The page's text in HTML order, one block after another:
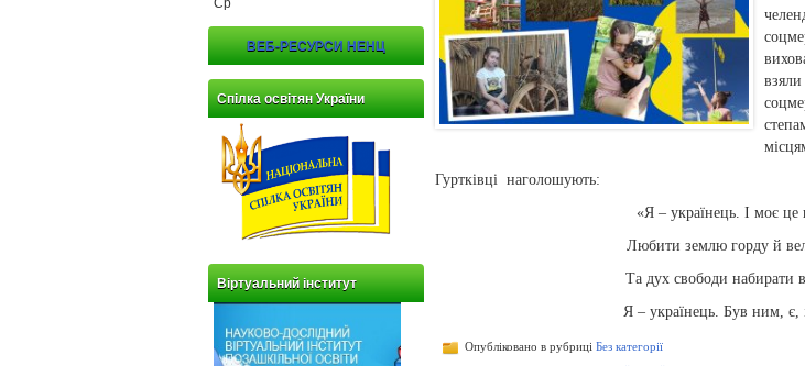
ВЕБ-РЕСУРСИ НЕНЦ
Спілка освітян України
Віртуальний інститут
Гуртківці наголошують:
«Я – українець. І моє це
Любити землю горду й
Та дух свободи набирати
Я – українець. Був ним, є,
Опубліковано в рубриці Без категорії